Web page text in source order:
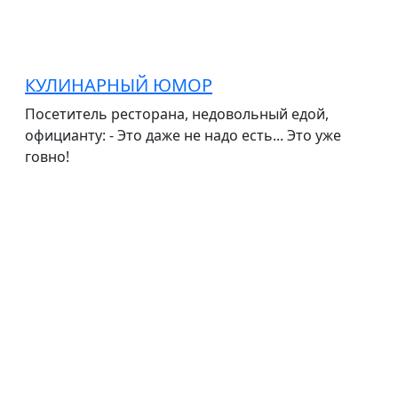
КУЛИНАРНЫЙ ЮМОР
Посетитель ресторана, недовольный едой,
официанту: - Это даже не надо есть... Это уже
говно!